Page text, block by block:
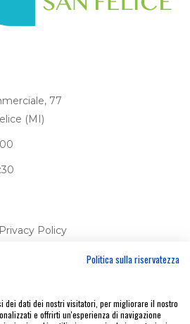
77
(MI)
Privacy Policy
trovi anche su
Politica sulla riservatezza
dei dati dei nostri visitatori, per migliorare il nostro
e offrirti un'esperienza di navigazione